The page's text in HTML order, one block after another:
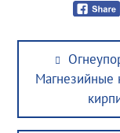
Post
navigationPrevious
post:
Магнезийные